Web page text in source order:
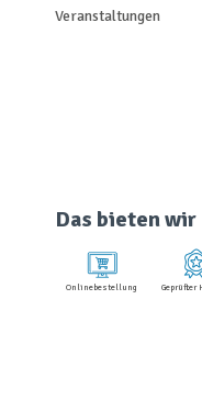
Veranstaltungen
Das bieten wir
Onlinebestellung Geprüfter